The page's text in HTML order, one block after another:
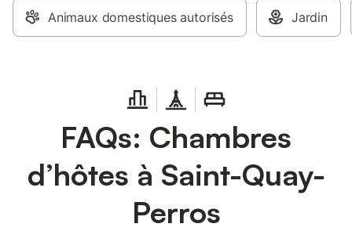
Animaux domestiques autorisés Jardin
FAQs: Chambres
d’hôtes à Saint-Quay-
Perros